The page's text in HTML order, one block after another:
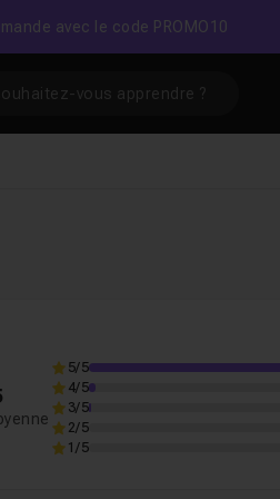
avec le code PROMO10
5/5
4/5
3/5
2/5
1/5